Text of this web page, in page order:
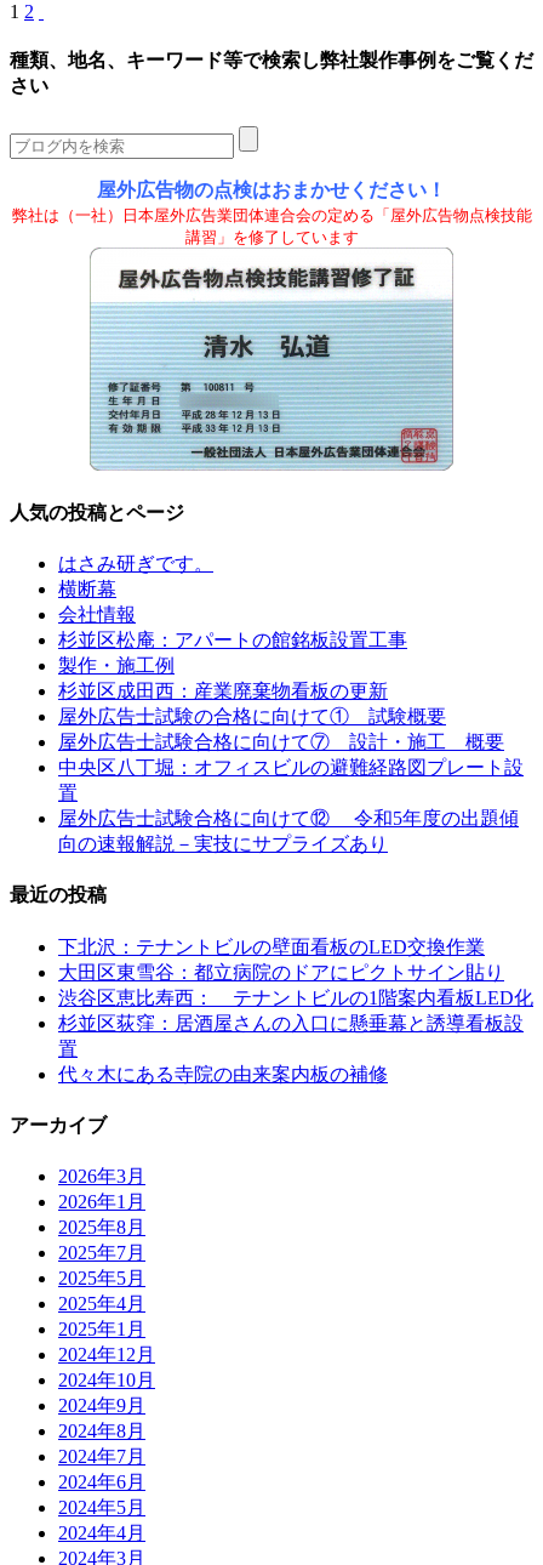
1 2
種類、地名、キーワード等で検索し弊社製作事例をご覧くだ
さい
屋外広告物の点検はおまかせください！
弊社は（一社）日本屋外広告業団体連合会の定める「屋外広告物点検技能
講習」を修了しています
人気の投稿とページ
はさみ研ぎです。
横断幕
会社情報
杉並区松庵：アパートの館銘板設置工事
製作・施工例
杉並区成田西：産業廃棄物看板の更新
屋外広告士試験の合格に向けて① 試験概要
屋外広告士試験合格に向けて⑦ 設計・施工 概要
中央区八丁堀：オフィスビルの避難経路図プレート設
置
屋外広告士試験合格に向けて⑫ 令和5年度の出題傾
向の速報解説－実技にサプライズあり
最近の投稿
下北沢：テナントビルの壁面看板のLED交換作業
大田区東雪谷：都立病院のドアにピクトサイン貼り
渋谷区恵比寿西： テナントビルの1階案内看板LED化
杉並区荻窪：居酒屋さんの入口に懸垂幕と誘導看板設
置
代々木にある寺院の由来案内板の補修
アーカイブ
2026年3月
2026年1月
2025年8月
2025年7月
2025年5月
2025年4月
2025年1月
2024年12月
2024年10月
2024年9月
2024年8月
2024年7月
2024年6月
2024年5月
2024年4月
2024年3月